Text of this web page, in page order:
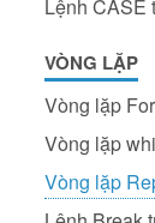
Lệnh CASE
VÒNG LẶP
Vòng lặp
Vòng lặp
Vòng lặp